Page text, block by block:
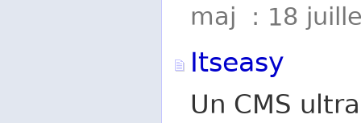
maj : 18
Itseasy
Un CMS